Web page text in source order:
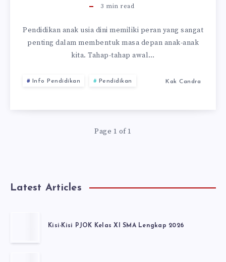
3 min read
Pendidikan anak usia dini memiliki peran yang sangat
penting dalam membentuk masa depan anak-anak
kita. Tahap-tahap awal…
Info Pendidikan Pendidikan Kak Candra
Page 1 of 1
Latest Articles
Kisi-Kisi PJOK Kelas XI SMA Lengkap 2026